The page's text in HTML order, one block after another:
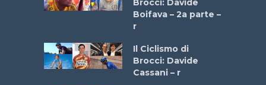
Brocci: Davide
Boifava – 2a parte –
r
Il Ciclismo di
Brocci: Davide
Cassani – r